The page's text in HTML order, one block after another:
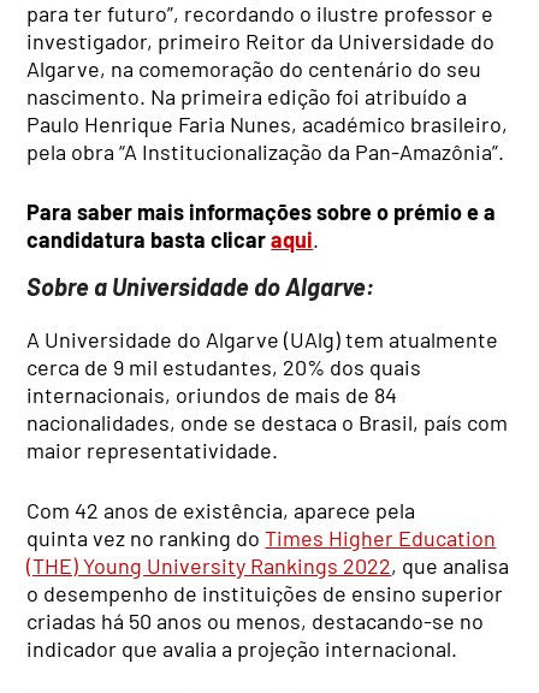
para ter futuro”, recordando o ilustre professor e
investigador, primeiro Reitor da Universidade do
Algarve, na comemoração do centenário do seu
nascimento. Na primeira edição foi atribuído a
Paulo Henrique Faria Nunes, académico brasileiro,
pela obra “A Institucionalização da Pan-Amazônia”.
Para saber mais informações sobre o prémio e a
candidatura basta clicaraqui.
Sobre a Universidade do Algarve:
A Universidade do Algarve (UAlg) tem atualmente
cerca de 9 mil estudantes, 20% dos quais
internacionais, oriundos de mais de 84
nacionalidades, onde se destaca o Brasil, país com
maior representatividade.
Com 42 anos de existência, aparece pela
quinta vez no ranking doTimes Higher Education
(THE) Young University Rankings 2022, que analisa
o desempenho de instituições de ensino superior
criadas há 50 anos ou menos, destacando-se no
indicador que avalia a projeção internacional.